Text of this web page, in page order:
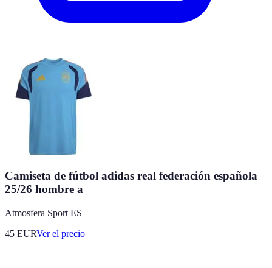
Camiseta de fútbol adidas real federación española
25/26 hombre a
Atmosfera Sport ES
45 EURVer el precio